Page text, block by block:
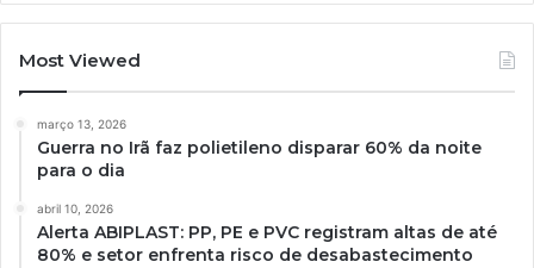
Most Viewed
março 13, 2026
Guerra no Irã faz polietileno disparar 60% da noite
para o dia
abril 10, 2026
Alerta ABIPLAST: PP, PE e PVC registram altas de até
80% e setor enfrenta risco de desabastecimento